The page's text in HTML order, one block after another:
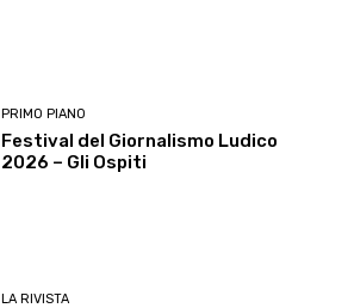
PRIMO PIANO
Festival del Giornalismo Ludico
2026 – Gli Ospiti
LA RIVISTA